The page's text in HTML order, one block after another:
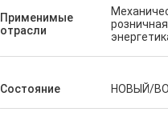
Применимые
отрасли
Состояние НОВЫЙ/